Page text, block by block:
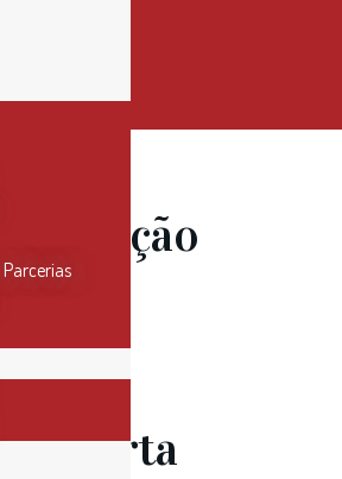
Audição
–
das
Marta